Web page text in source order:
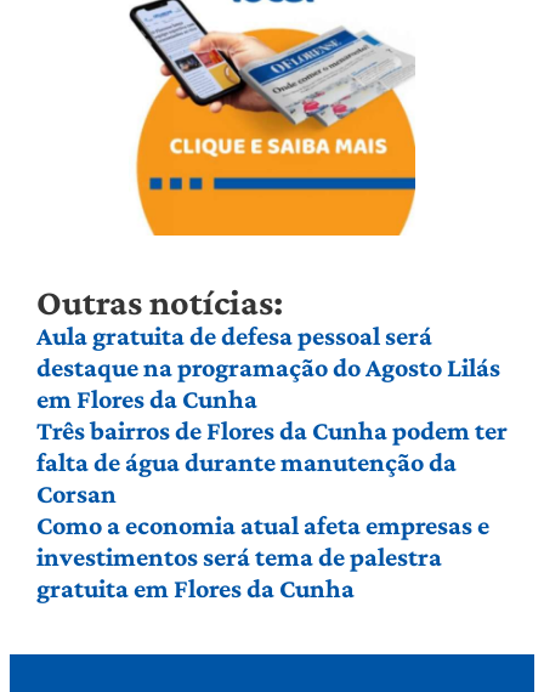
Outras notícias:
Aula gratuita de defesa pessoal será
destaque na programação do Agosto Lilás
em Flores da Cunha
Três bairros de Flores da Cunha podem ter
falta de água durante manutenção da
Corsan
Como a economia atual afeta empresas e
investimentos será tema de palestra
gratuita em Flores da Cunha